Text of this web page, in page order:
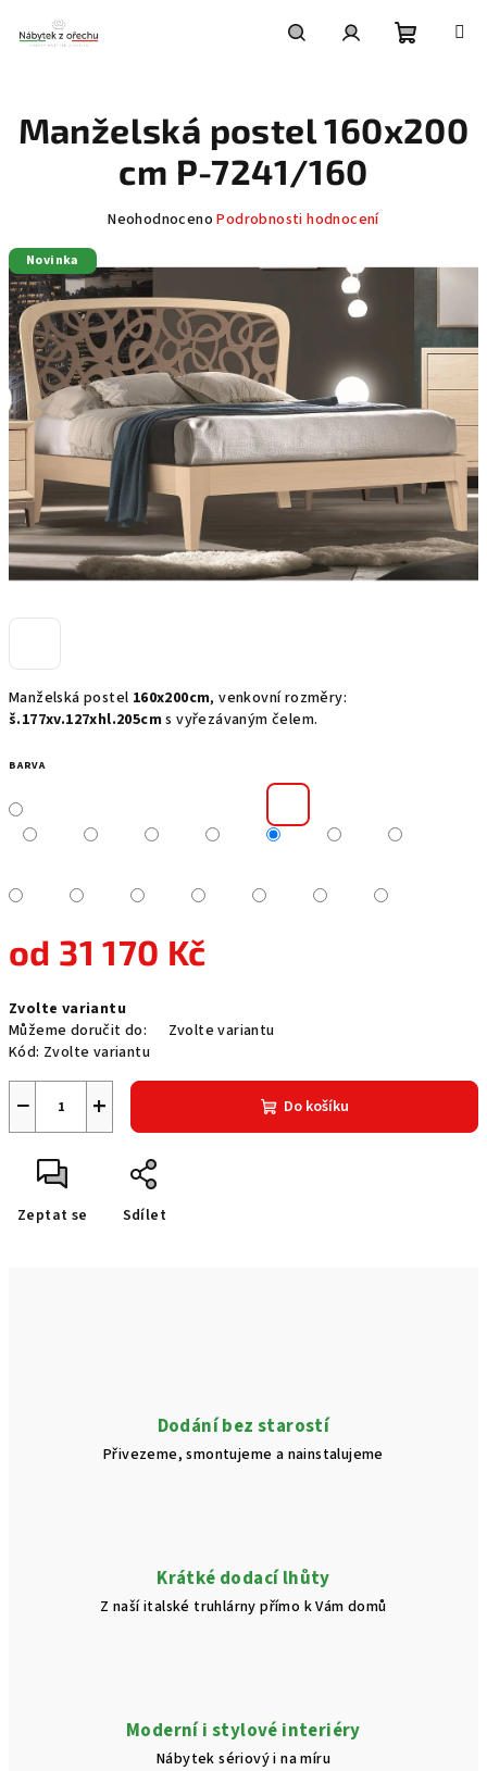
obsah
košík
Manželská postel 160x200cm, venkovní rozměry:
š.177xv.127xhl.205cm s vyřezávaným čelem.
BARVA
od 31 170 Kč
cena:
Zvolte variantu
Můžeme doručit do:
Zvolte variantu
Kód: Zvolte variantu
+
− Do košíku
Zeptat se Sdílet
Manželská postel 160x200
cm P-7241/160
Průměrné
produktu
je
0,0
z
hvězdiček.
Neohodnoceno Podrobnosti hodnocení
Novinka
Dodání bez starostí
Přivezeme, smontujeme a nainstalujeme
Krátké dodací lhůty
Z naší italské truhlárny přímo k Vám domů
Moderní i stylové interiéry
Nábytek sériový i na míru